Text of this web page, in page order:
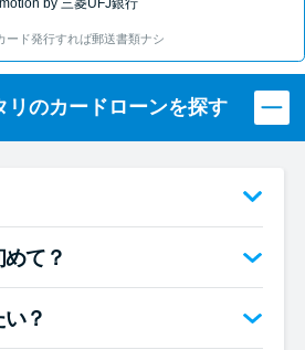
by 三菱UFJ銀行
ド発行すれば郵送書類ナシ
リのカードローンを探す
て？
？